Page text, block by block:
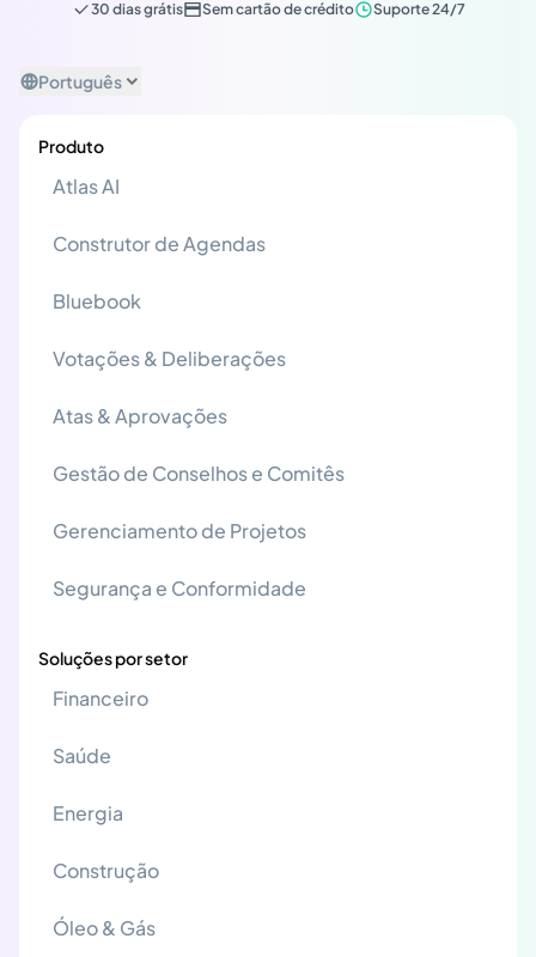
30 dias grátis Sem cartão de crédito Suporte 24/7
Português
Produto
Atlas AI
Construtor de Agendas
Bluebook
Votações & Deliberações
Atas & Aprovações
Gestão de Conselhos e Comitês
Gerenciamento de Projetos
Segurança e Conformidade
Soluções por setor
Financeiro
Saúde
Energia
Construção
Óleo & Gás